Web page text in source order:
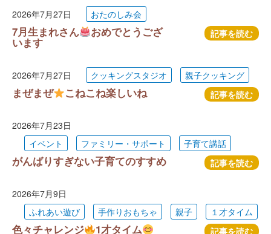
2026年7月27日 おたのしみ会
7月生まれさん おめでとうござ
います
記事を読む
2026年7月27日 クッキングスタジオ 親子クッキング
まぜまぜ こねこね楽しいね 記事を読む
2026年7月23日
イベント
ファミリー・サポート 子育て講話
がんばりすぎない子育てのすすめ 記事を読む
2026年7月9日
ふれあい遊び
手作りおもちゃ 親子 １才タイム
色々チャレンジ 1才タイム 記事を読む